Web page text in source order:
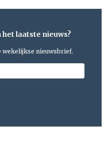
het laatste nieuws?
wekelijkse nieuwsbrief.